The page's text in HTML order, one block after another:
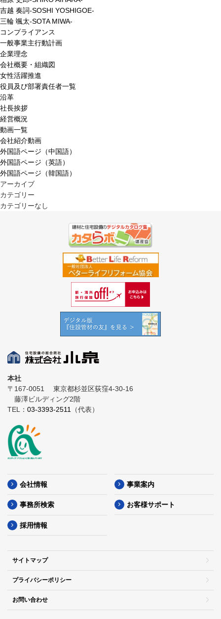
吉越 奏詞-SOSHI YOSHIGOE-
三輪 颯太-SOTA MIWA-
コンプライアンス
一般事業主行動計画
企業理念
会社概要・組織図
女性活躍推進
役員及び部署責任者一覧
沿革
社長挨拶
経営概況
動画一覧
会社紹介動画
外国語ページ（中国語）
外国語ページ（英語）
外国語ページ（韓国語）
アーカイブ
カテゴリー
カテゴリーなし
本社
〒167-0051
東京都杉並区荻窪4-30-16
藤澤ビルディング2階
TEL： 03-3393-2511 （代表）
会社情報 事業案内
事務所検索 お客様サポート
採用情報
サイトマップ
プライバシーポリシー
お問い合わせ